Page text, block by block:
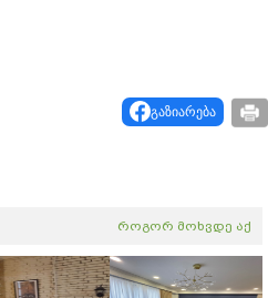
გაზიარება
როგორ მოხვდე აქ